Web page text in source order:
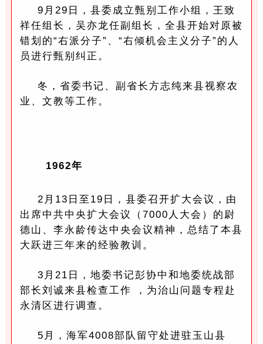
9月29日，县委成立甄别工作小组，王致
祥任组长，吴亦龙任副组长，全县开始对原被
错划的“右派分子”、“右倾机会主义分子”的人
员进行甄别纠正。
冬，省委书记、副省长方志纯来县视察农
业、文教等工作。
1962年
2月13日至19日，县委召开扩大会议，由
出席中共中央扩大会议（7000人大会）的尉
德山、李永龄传达中央会议精神，总结了本县
大跃进三年来的经验教训。
3月21日，地委书记彭协中和地委统战部
部长刘诚来县检查工作 ，为治山问题专程赴
永清区进行调查。
5月，海军4008部队留守处进驻玉山县